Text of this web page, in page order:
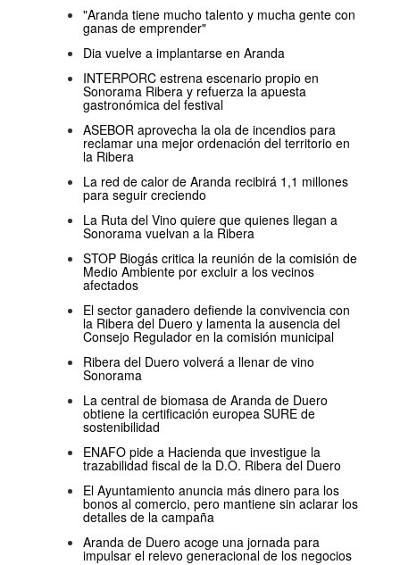
"Aranda tiene mucho talento y mucha gente con
ganas de emprender"
Dia vuelve a implantarse en Aranda
INTERPORC estrena escenario propio en
Sonorama Ribera y refuerza la apuesta
gastronómica del festival
ASEBOR aprovecha la ola de incendios para
reclamar una mejor ordenación del territorio en
la Ribera
La red de calor de Aranda recibirá 1,1 millones
para seguir creciendo
La Ruta del Vino quiere que quienes llegan a
Sonorama vuelvan a la Ribera
STOP Biogás critica la reunión de la comisión de
Medio Ambiente por excluir a los vecinos
afectados
El sector ganadero defiende la convivencia con
la Ribera del Duero y lamenta la ausencia del
Consejo Regulador en la comisión municipal
Ribera del Duero volverá a llenar de vino
Sonorama
La central de biomasa de Aranda de Duero
obtiene la certificación europea SURE de
sostenibilidad
ENAFO pide a Hacienda que investigue la
trazabilidad fiscal de la D.O. Ribera del Duero
El Ayuntamiento anuncia más dinero para los
bonos al comercio, pero mantiene sin aclarar los
detalles de la campaña
Aranda de Duero acoge una jornada para
impulsar el relevo generacional de los negocios